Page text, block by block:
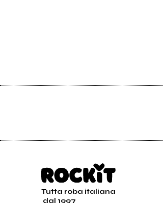
Tutta roba italiana
dal 1997